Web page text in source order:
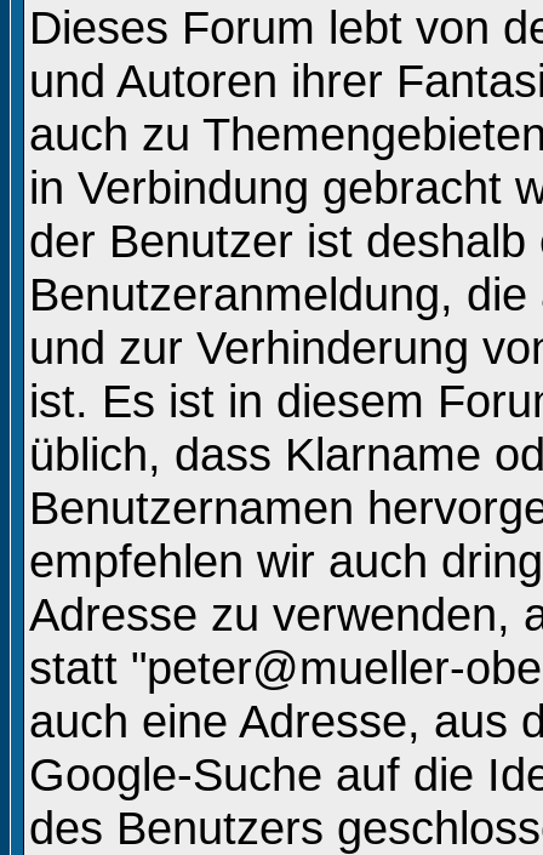
Dieses Forum lebt von
und Autoren ihrer
auch zu
in Verbindung gebracht
der Benutzer ist
Benutzeranmeldung,
und zur Verhinderung
ist. Es ist in diesem
üblich, dass Klarname
Benutzernamen
empfehlen wir auch
Adresse zu verwenden,
statt "peter@mueller-
auch eine Adresse, aus
Google-Suche auf die
des Benutzers